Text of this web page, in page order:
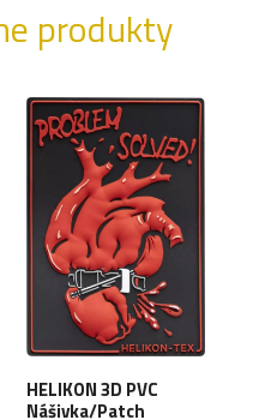
produkty
HELIKON 3D PVC
Nášivka/Patch